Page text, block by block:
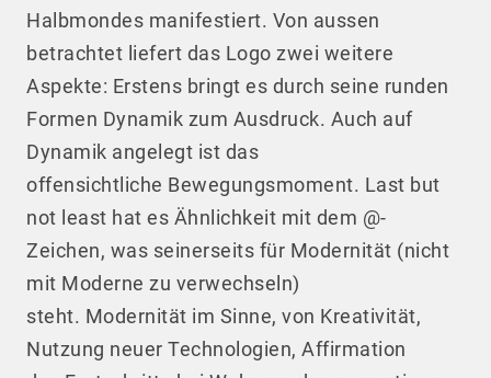
Halbmondes manifestiert. Von aussen
betrachtet liefert das Logo zwei weitere
Aspekte: Erstens bringt es durch seine runden
Formen Dynamik zum Ausdruck. Auch auf
Dynamik angelegt ist das
offensichtliche Bewegungsmoment. Last but
not least hat es Ähnlichkeit mit dem @-
Zeichen, was seinerseits für Modernität (nicht
mit Moderne zu verwechseln)
steht. Modernität im Sinne, von Kreativität,
Nutzung neuer Technologien, Affirmation